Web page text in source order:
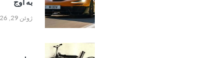
ژوئن 29, 2026